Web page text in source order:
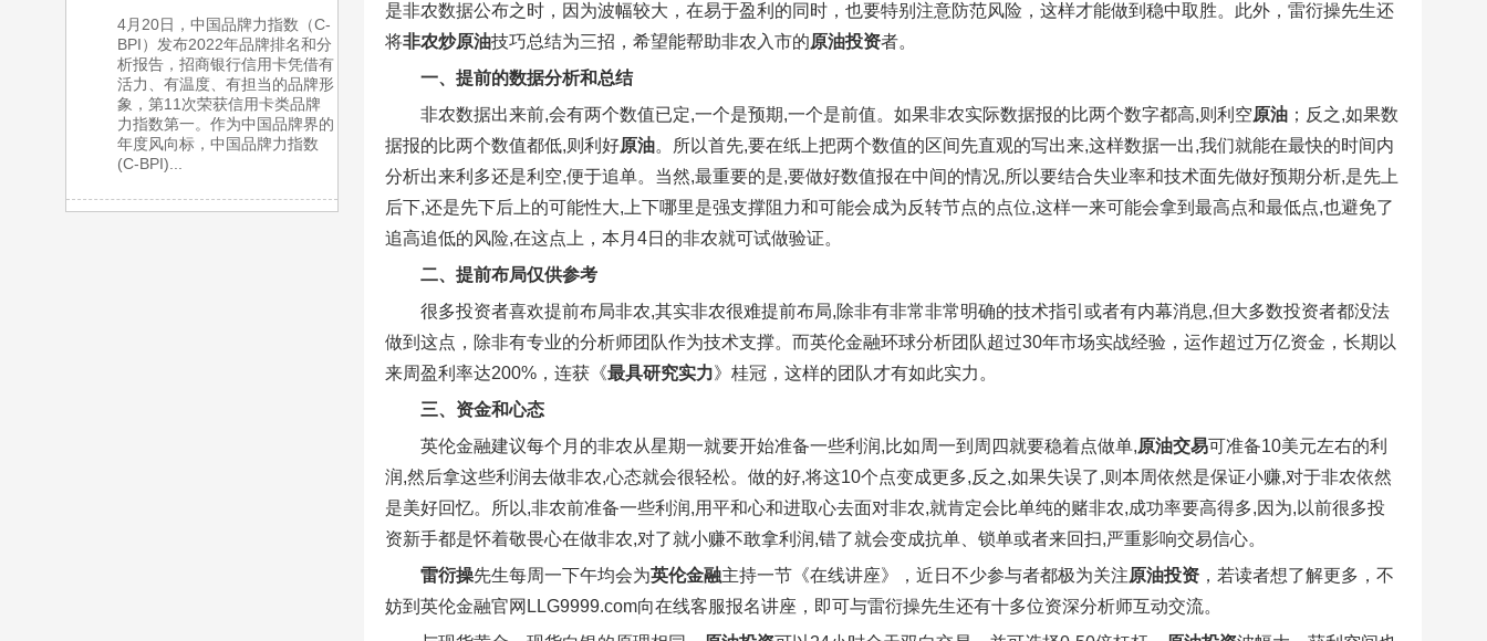
4月20日，中国品牌力指数（C-
BPI）发布2022年品牌排名和分
析报告，招商银行信用卡凭借有
活力、有温度、有担当的品牌形
象，第11次荣获信用卡类品牌
力指数第一。作为中国品牌界的
年度风向标，中国品牌力指数
(C-BPI)...
是非农数据公布之时，因为波幅较大，在易于盈利的同时，也要特别注意防范风险，这样才能做到稳中取胜。此外，雷衍操先生还
将非农炒原油技巧总结为三招，希望能帮助非农入市的原油投资者。
一、 提前的数据分析和总结
非农数据出来前,会有两个数值已定,一个是预期,一个是前值。如果非农实际数据报的比两个数字都高,则利空原油；反之,如果数
据报的比两个数值都低,则利好原油。所以首先,要在纸上把两个数值的区间先直观的写出来,这样数据一出,我们就能在最快的时间内
分析出来利多还是利空,便于追单。当然,最重要的是,要做好数值报在中间的情况,所以要结合失业率和技术面先做好预期分析,是先上
后下,还是先下后上的可能性大,上下哪里是强支撑阻力和可能会成为反转节点的点位,这样一来可能会拿到最高点和最低点,也避免了
追高追低的风险,在这点上，本月4日的非农就可试做验证。
二、提前布局仅供参考
很多投资者喜欢提前布局非农,其实非农很难提前布局,除非有非常非常明确的技术指引或者有内幕消息,但大多数投资者都没法
做到这点，除非有专业的分析师团队作为技术支撑。而英伦金融环球分析团队超过30年市场实战经验，运作超过万亿资金，长期以
来周盈利率达200%，连获《最具研究实力》桂冠，这样的团队才有如此实力。
三、资金和心态
英伦金融建议每个月的非农从星期一就要开始准备一些利润,比如周一到周四就要稳着点做单,原油交易可准备10美元左右的利
润,然后拿这些利润去做非农,心态就会很轻松。做的好,将这10个点变成更多,反之,如果失误了,则本周依然是保证小赚,对于非农依然
是美好回忆。所以,非农前准备一些利润,用平和心和进取心去面对非农,就肯定会比单纯的赌非农,成功率要高得多,因为,以前很多投
资新手都是怀着敬畏心在做非农,对了就小赚不敢拿利润,错了就会变成抗单、锁单或者来回扫,严重影响交易信心。
雷衍操先生每周一下午均会为英伦金融主持一节《在线讲座》，近日不少参与者都极为关注原油投资，若读者想了解更多，不
妨到英伦金融官网LLG9999.com向在线客服报名讲座，即可与雷衍操先生还有十多位资深分析师互动交流。